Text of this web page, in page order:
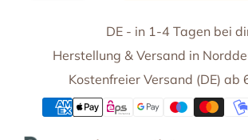
DE - in 1-4 Tagen bei
Herstellung & Versand in
Kostenfreier Versand (DE) ab